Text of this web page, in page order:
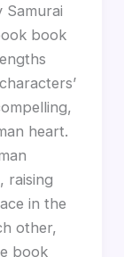
Samurai
book
heart.
raising
in the
other,
book